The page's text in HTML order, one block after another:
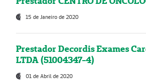
15 de Janeiro de 2020
Prestador Decordis Exames
LTDA (51004347-4)
01 de Abril de 2020